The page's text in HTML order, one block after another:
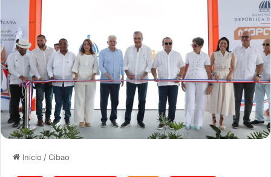
Inicio /Cibao